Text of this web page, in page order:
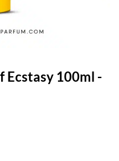
Ecstasy 100ml -